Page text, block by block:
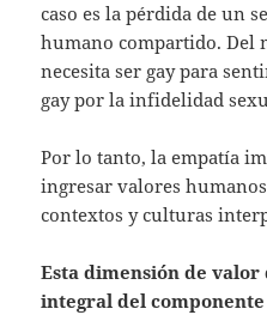
caso es la pérdida de un
humano compartido. Del
necesita ser gay para
gay por la infidelidad
Por lo tanto, la empatía
ingresar valores
contextos y culturas
Esta dimensión de
integral del